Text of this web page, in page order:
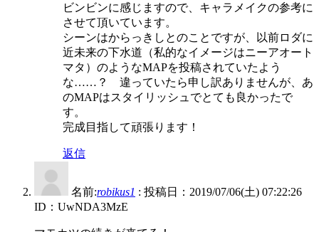
ビンビンに感じますので、キャラメイクの参考に
させて頂いています。
シーンはからっきしとのことですが、以前ロダに
近未来の下水道（私的なイメージはニーアオート
マタ）のようなMAPを投稿されていたよう
な……？ 違っていたら申し訳ありませんが、あ
のMAPはスタイリッシュでとても良かったで
す。
完成目指して頑張ります！
返信
名前:robikus1 : 投稿日：2019/07/06(土) 07:22:26
ID：UwNDA3MzE